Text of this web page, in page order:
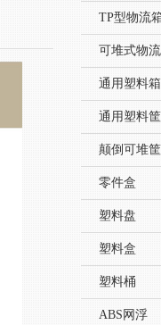
TP型物流
可堆式物
通用塑料箱
通用塑料筐
颠倒可堆筐
零件盒
塑料盘
塑料盒
塑料桶
ABS网浮